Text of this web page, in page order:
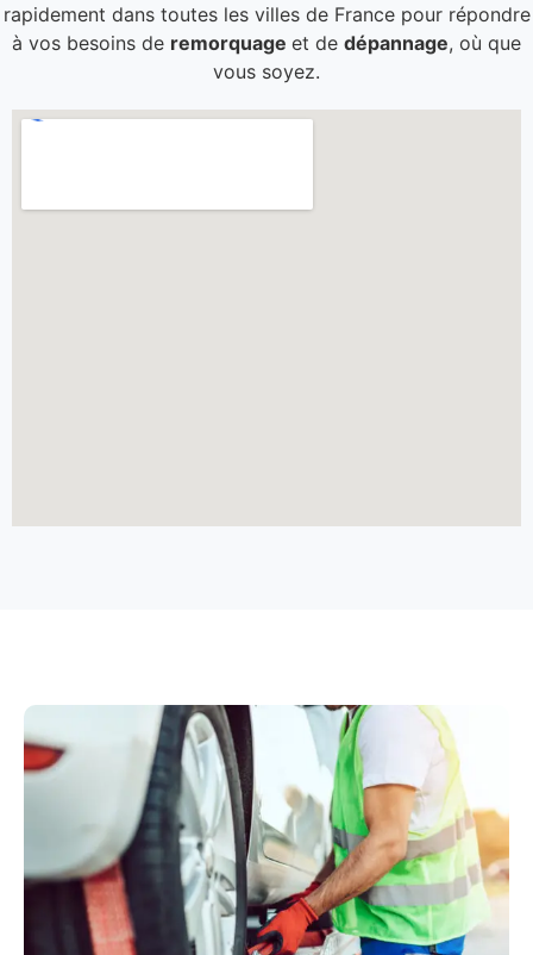
rapidement dans toutes les villes de France pour répondre
à vos besoins de remorquage et de dépannage, où que
vous soyez.